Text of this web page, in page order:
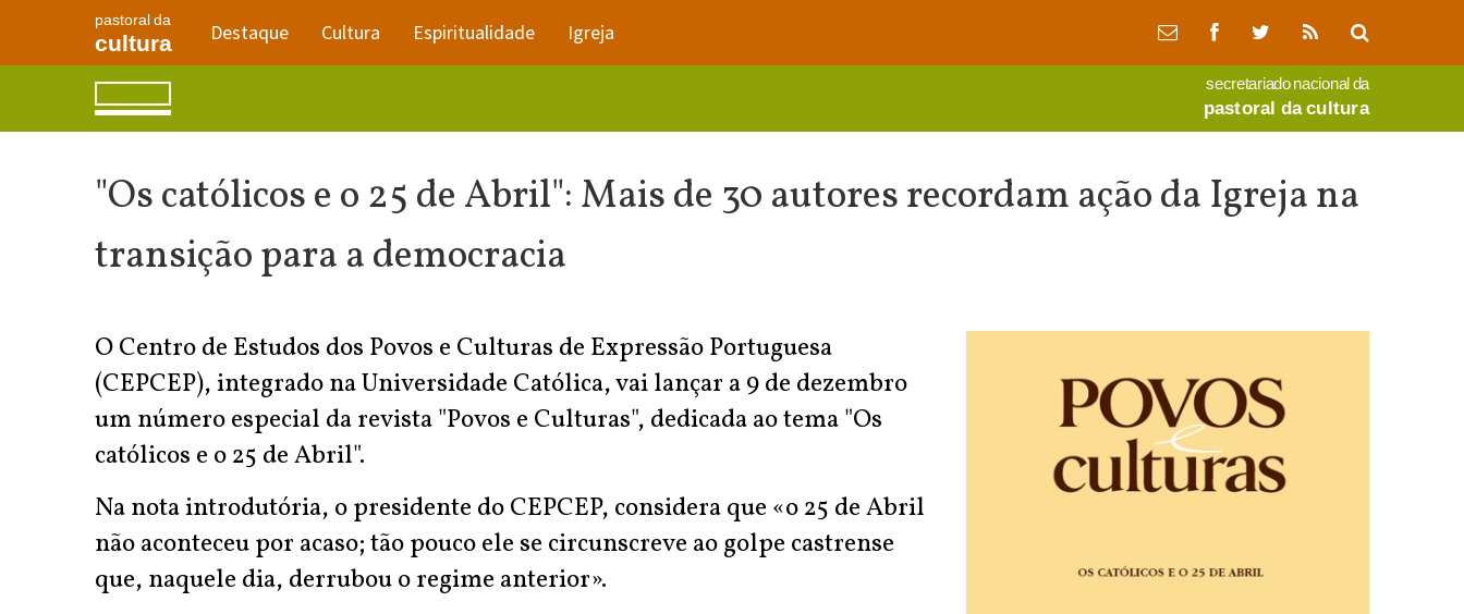
pastoral da
cultura Destaque Cultura Espiritualidade Igreja
secretariado nacional da
pastoral da cultura
"Os católicos e o 25 de Abril": Mais de 30 autores recordam ação da Igreja na
transição para a democracia
O Centro de Estudos dos Povos e Culturas de Expressão Portuguesa
(CEPCEP), integrado na Universidade Católica, vai lançar a 9 de dezembro
um número especial da revista "Povos e Culturas", dedicada ao tema "Os
católicos e o 25 de Abril".
Na nota introdutória, o presidente do CEPCEP, considera que «o 25 de Abril
não aconteceu por acaso; tão pouco ele se circunscreve ao golpe castrense
que, naquele dia, derrubou o regime anterior».